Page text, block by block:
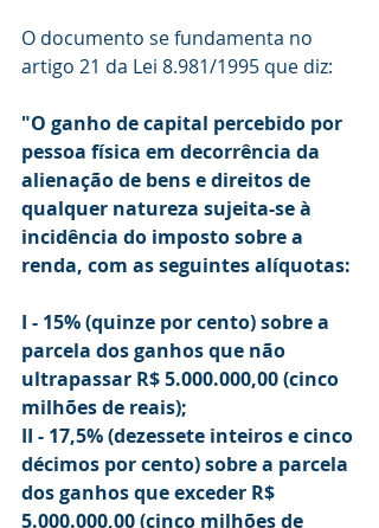
O documento se fundamenta no
artigo 21 da Lei 8.981/1995 que diz:
"O ganho de capital percebido por
pessoa física em decorrência da
alienação de bens e direitos de
qualquer natureza sujeita-se à
incidência do imposto sobre a
renda, com as seguintes alíquotas:
I - 15% (quinze por cento) sobre a
parcela dos ganhos que não
ultrapassar R$ 5.000.000,00 (cinco
milhões de reais);
II - 17,5% (dezessete inteiros e cinco
décimos por cento) sobre a parcela
dos ganhos que exceder R$
5.000.000,00 (cinco milhões de